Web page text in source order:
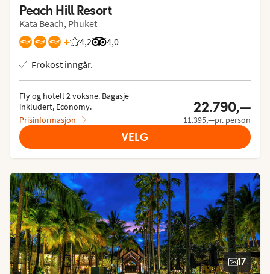
Peach Hill Resort
Kata Beach, Phuket
+ 4,2
Vurdering fra Vings gjester: 4.182/5
4,0
Vurdering fra Tripadvisor: 4 of 5
Frokost inngår.
Fly og hotell 2 voksne. Bagasje
inkludert, Economy.
Prisinformasjon
22.790,—
11.395,—pr. person
VELG
17